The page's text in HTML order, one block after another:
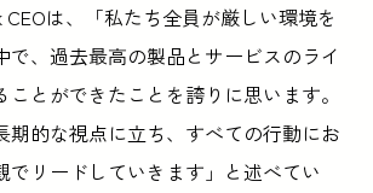
CEOは、「私たち全員が厳しい環境を
で、過去最高の製品とサービスのライ
ことができたことを誇りに思います。
期的な視点に立ち、すべての行動にお
でリードしていきます」と述べてい